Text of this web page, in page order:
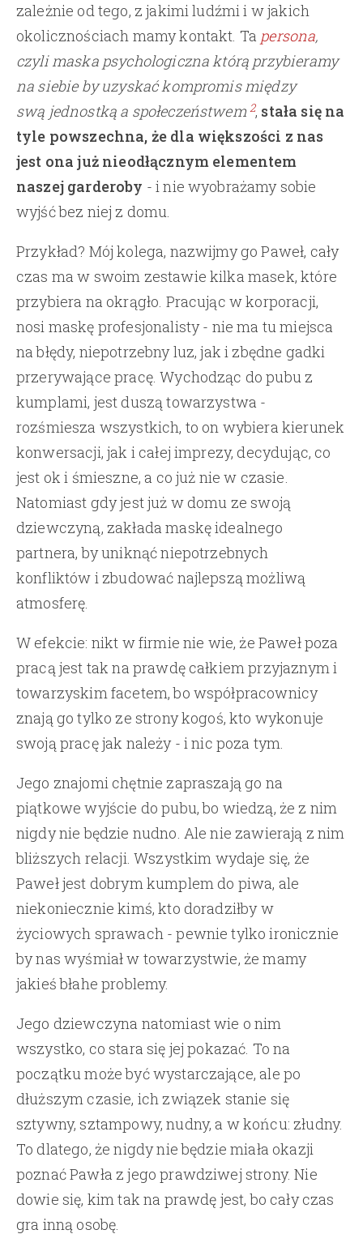
zależnie od tego, z jakimi ludźmi i w jakich
okolicznościach mamy kontakt. Ta persona,
czyli maska psychologiczna którą przybieramy
na siebie by uzyskać kompromis między
swą jednostką a społeczeństwem 2, stała się na
tyle powszechna, że dla większości z nas
jest ona już nieodłącznym elementem
naszej garderoby - i nie wyobrażamy sobie
wyjść bez niej z domu.
Przykład? Mój kolega, nazwijmy go Paweł, cały
czas ma w swoim zestawie kilka masek, które
przybiera na okrągło. Pracując w korporacji,
nosi maskę profesjonalisty - nie ma tu miejsca
na błędy, niepotrzebny luz, jak i zbędne gadki
przerywające pracę. Wychodząc do pubu z
kumplami, jest duszą towarzystwa -
rozśmiesza wszystkich, to on wybiera kierunek
konwersacji, jak i całej imprezy, decydując, co
jest ok i śmieszne, a co już nie w czasie.
Natomiast gdy jest już w domu ze swoją
dziewczyną, zakłada maskę idealnego
partnera, by uniknąć niepotrzebnych
konfliktów i zbudować najlepszą możliwą
atmosferę.
W efekcie: nikt w firmie nie wie, że Paweł poza
pracą jest tak na prawdę całkiem przyjaznym i
towarzyskim facetem, bo współpracownicy
znają go tylko ze strony kogoś, kto wykonuje
swoją pracę jak należy - i nic poza tym.
Jego znajomi chętnie zapraszają go na
piątkowe wyjście do pubu, bo wiedzą, że z nim
nigdy nie będzie nudno. Ale nie zawierają z nim
bliższych relacji. Wszystkim wydaje się, że
Paweł jest dobrym kumplem do piwa, ale
niekoniecznie kimś, kto doradziłby w
życiowych sprawach - pewnie tylko ironicznie
by nas wyśmiał w towarzystwie, że mamy
jakieś błahe problemy.
Jego dziewczyna natomiast wie o nim
wszystko, co stara się jej pokazać. To na
początku może być wystarczające, ale po
dłuższym czasie, ich związek stanie się
sztywny, sztampowy, nudny, a w końcu: złudny.
To dlatego, że nigdy nie będzie miała okazji
poznać Pawła z jego prawdziwej strony. Nie
dowie się, kim tak na prawdę jest, bo cały czas
gra inną osobę.